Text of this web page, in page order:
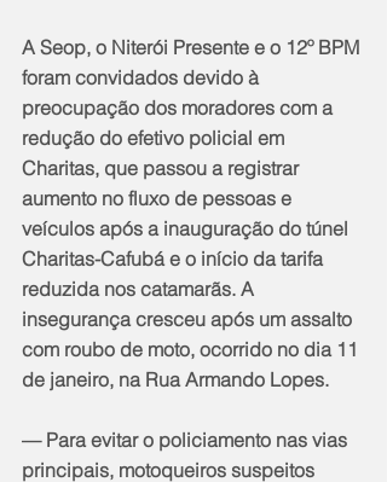
A Seop, o Niterói Presente e o 12º BPM
foram convidados devido à
preocupação dos moradores com a
redução do efetivo policial em
Charitas, que passou a registrar
aumento no fluxo de pessoas e
veículos após a inauguração do túnel
Charitas-Cafubá e o início da tarifa
reduzida nos catamarãs. A
insegurança cresceu após um assalto
com roubo de moto, ocorrido no dia 11
de janeiro, na Rua Armando Lopes.
— Para evitar o policiamento nas vias
principais, motoqueiros suspeitos